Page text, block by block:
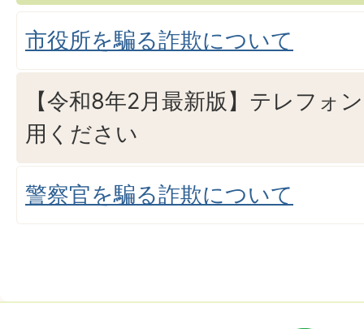
市役所を騙る詐欺について
【令和8年2月最新版】テレフォ
用ください
警察官を騙る詐欺について